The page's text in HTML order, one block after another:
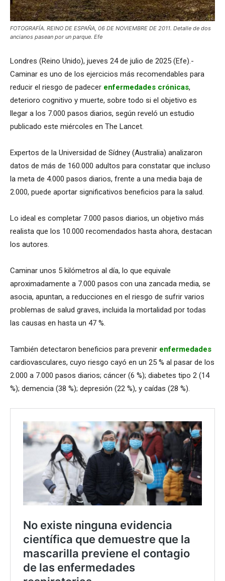
FOTOGRAFÍA. REINO DE ESPAÑA, 06 DE NOVIEMBRE DE 2011. Detalle de dos
ancianos pasean por un parque. Efe
Londres (Reino Unido), jueves 24 de julio de 2025 (Efe).-
Caminar es uno de los ejercicios más recomendables para
reducir el riesgo de padecer enfermedades crónicas,
deterioro cognitivo y muerte, sobre todo si el objetivo es
llegar a los 7.000 pasos diarios, según reveló un estudio
publicado este miércoles en The Lancet.
Expertos de la Universidad de Sídney (Australia) analizaron
datos de más de 160.000 adultos para constatar que incluso
la meta de 4.000 pasos diarios, frente a una media baja de
2.000, puede aportar significativos beneficios para la salud.
Lo ideal es completar 7.000 pasos diarios, un objetivo más
realista que los 10.000 recomendados hasta ahora, destacan
los autores.
Caminar unos 5 kilómetros al día, lo que equivale
aproximadamente a 7.000 pasos con una zancada media, se
asocia, apuntan, a reducciones en el riesgo de sufrir varios
problemas de salud graves, incluida la mortalidad por todas
las causas en hasta un 47 %.
También detectaron beneficios para prevenir enfermedades
cardiovasculares, cuyo riesgo cayó en un 25 % al pasar de los
2.000 a 7.000 pasos diarios; cáncer (6 %); diabetes tipo 2 (14
%); demencia (38 %); depresión (22 %), y caídas (28 %).